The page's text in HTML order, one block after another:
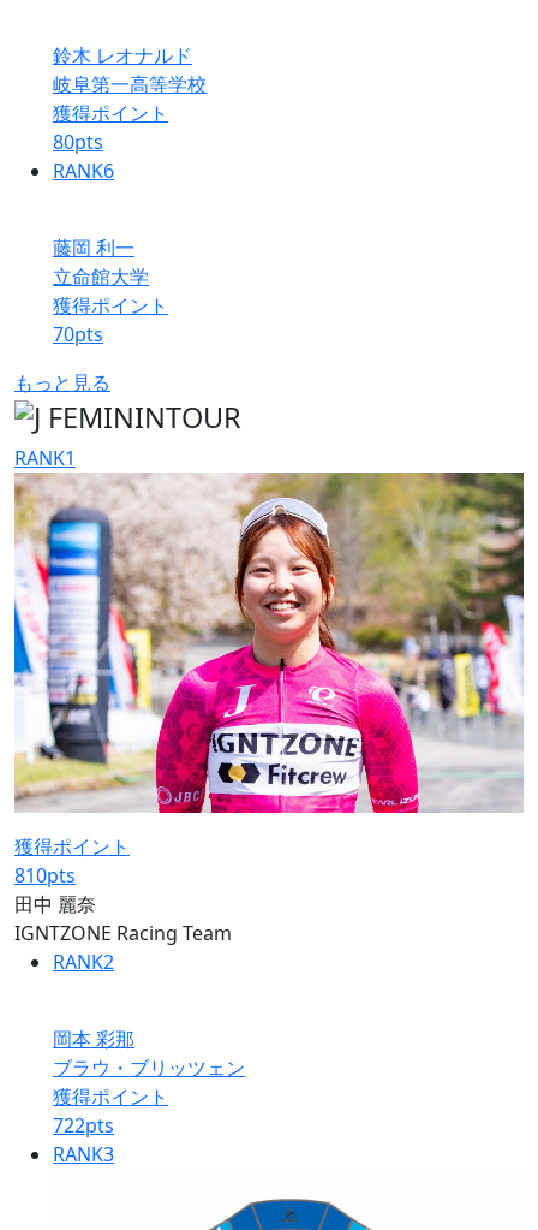
鈴木 レオナルド
岐阜第一高等学校
獲得ポイント
80pts
RANK6
藤岡 利一
立命館大学
獲得ポイント
70pts
もっと見る
RANK1
獲得ポイント
810pts
田中 麗奈
IGNTZONE Racing Team
RANK2
岡本 彩那
ブラウ・ブリッツェン
獲得ポイント
722pts
RANK3